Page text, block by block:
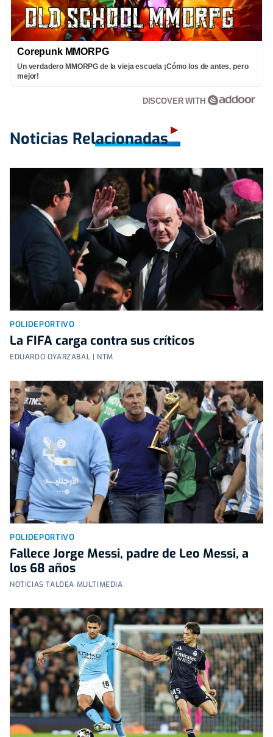
Corepunk MMORPG
Un verdadero MMORPG de la vieja escuela ¡Cómo los de antes, pero
mejor!
DISCOVER WITH
Noticias Relacionadas
POLIDEPORTIVO
La FIFA carga contra sus críticos
EDUARDO OYARZABAL | NTM
POLIDEPORTIVO
Fallece Jorge Messi, padre de Leo Messi, a
los 68 años
NOTICIAS TALDEA MULTIMEDIA